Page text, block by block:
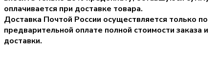
оплачивается при доставке товара.
Доставка Почтой России осуществляется только по
предварительной оплате полной стоимости заказа и
доставки.